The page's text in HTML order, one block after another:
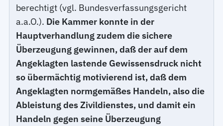
berechtigt (vgl. Bundesverfassungsgericht
a.a.O.). Die Kammer konnte in der
Hauptverhandlung zudem die sichere
Überzeugung gewinnen, daß der auf dem
Angeklagten lastende Gewissensdruck nicht
so übermächtig motivierend ist, daß dem
Angeklagten normgemäßes Handeln, also die
Ableistung des Zivildienstes, und damit ein
Handeln gegen seine Überzeugung